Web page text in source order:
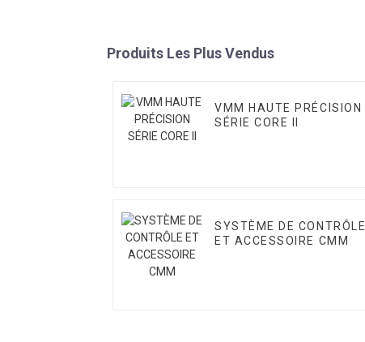
Produits Les Plus Vendus
VMM HAUTE PRÉCISION
SÉRIE CORE II
SYSTÈME DE CONTRÔLE
ET ACCESSOIRE CMM